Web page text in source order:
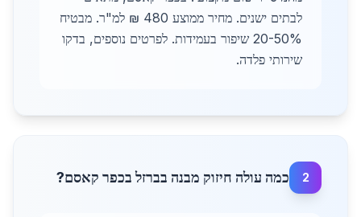
לבתים ישנים. מחיר ממוצע 480 ₪ למ"ר. מבטיח
20-50% שיפור בעמידות. לפרטים נוספים, בדקו
שירותי פלדה.
2 כמה עולה חיזוק מבנה בברזל בכפר קאסם?